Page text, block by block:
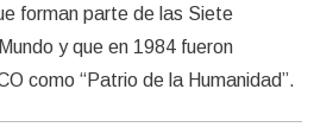
forman parte de las Siete
y que en 1984 fueron
como “Patrio de la Humanidad”.